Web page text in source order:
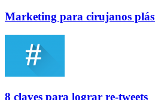
Marketing para cirujanos
8 claves para lograr re-tweets